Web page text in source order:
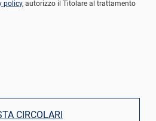
policy, autorizzo il Titolare al trattamento
CIRCOLARI